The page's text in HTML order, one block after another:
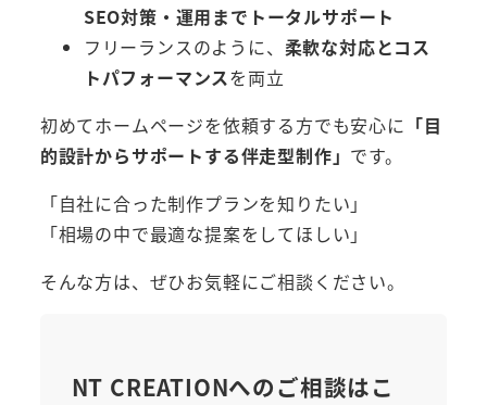
SEO対策・運用までトータルサポート
フリーランスのように、 柔軟な対応とコス
トパフォーマンスを両立
初めてホームページを依頼する方でも安心に 「目
的設計からサポートする伴走型制作」 です。
「自社に合った制作プランを知りたい」
「相場の中で最適な提案をしてほしい」
そんな方は、ぜひお気軽にご相談ください。
NT CREATIONへのご相談はこ